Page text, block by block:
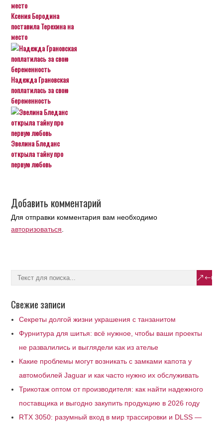
Ксения Бородина
поставила Терехина на
место
Надежда Грановская
поплатилась за свою
беременность
Эвелина Бледанс
открыла тайну про
первую любовь
Добавить комментарий
Для отправки комментария вам необходимо
авторизоваться
Свежие записи
Секреты долгой жизни украшения с танзанитом
Фурнитура для шитья: всё нужное, чтобы ваши проекты
не развалились и выглядели как из ателье
Какие проблемы могут возникать с замками капота у
автомобилей Jaguar и как часто нужно их обслуживать
Трикотаж оптом от производителя: как найти надежного
поставщика и выгодно закупить продукцию в 2026 году
RTX 3050: разумный вход в мир трассировки и DLSS —